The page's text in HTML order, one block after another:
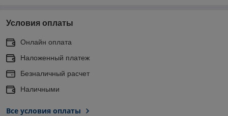
Условия оплаты
Онлайн оплата
Наложенный платеж
Безналичный расчет
Наличными
Все условия оплаты